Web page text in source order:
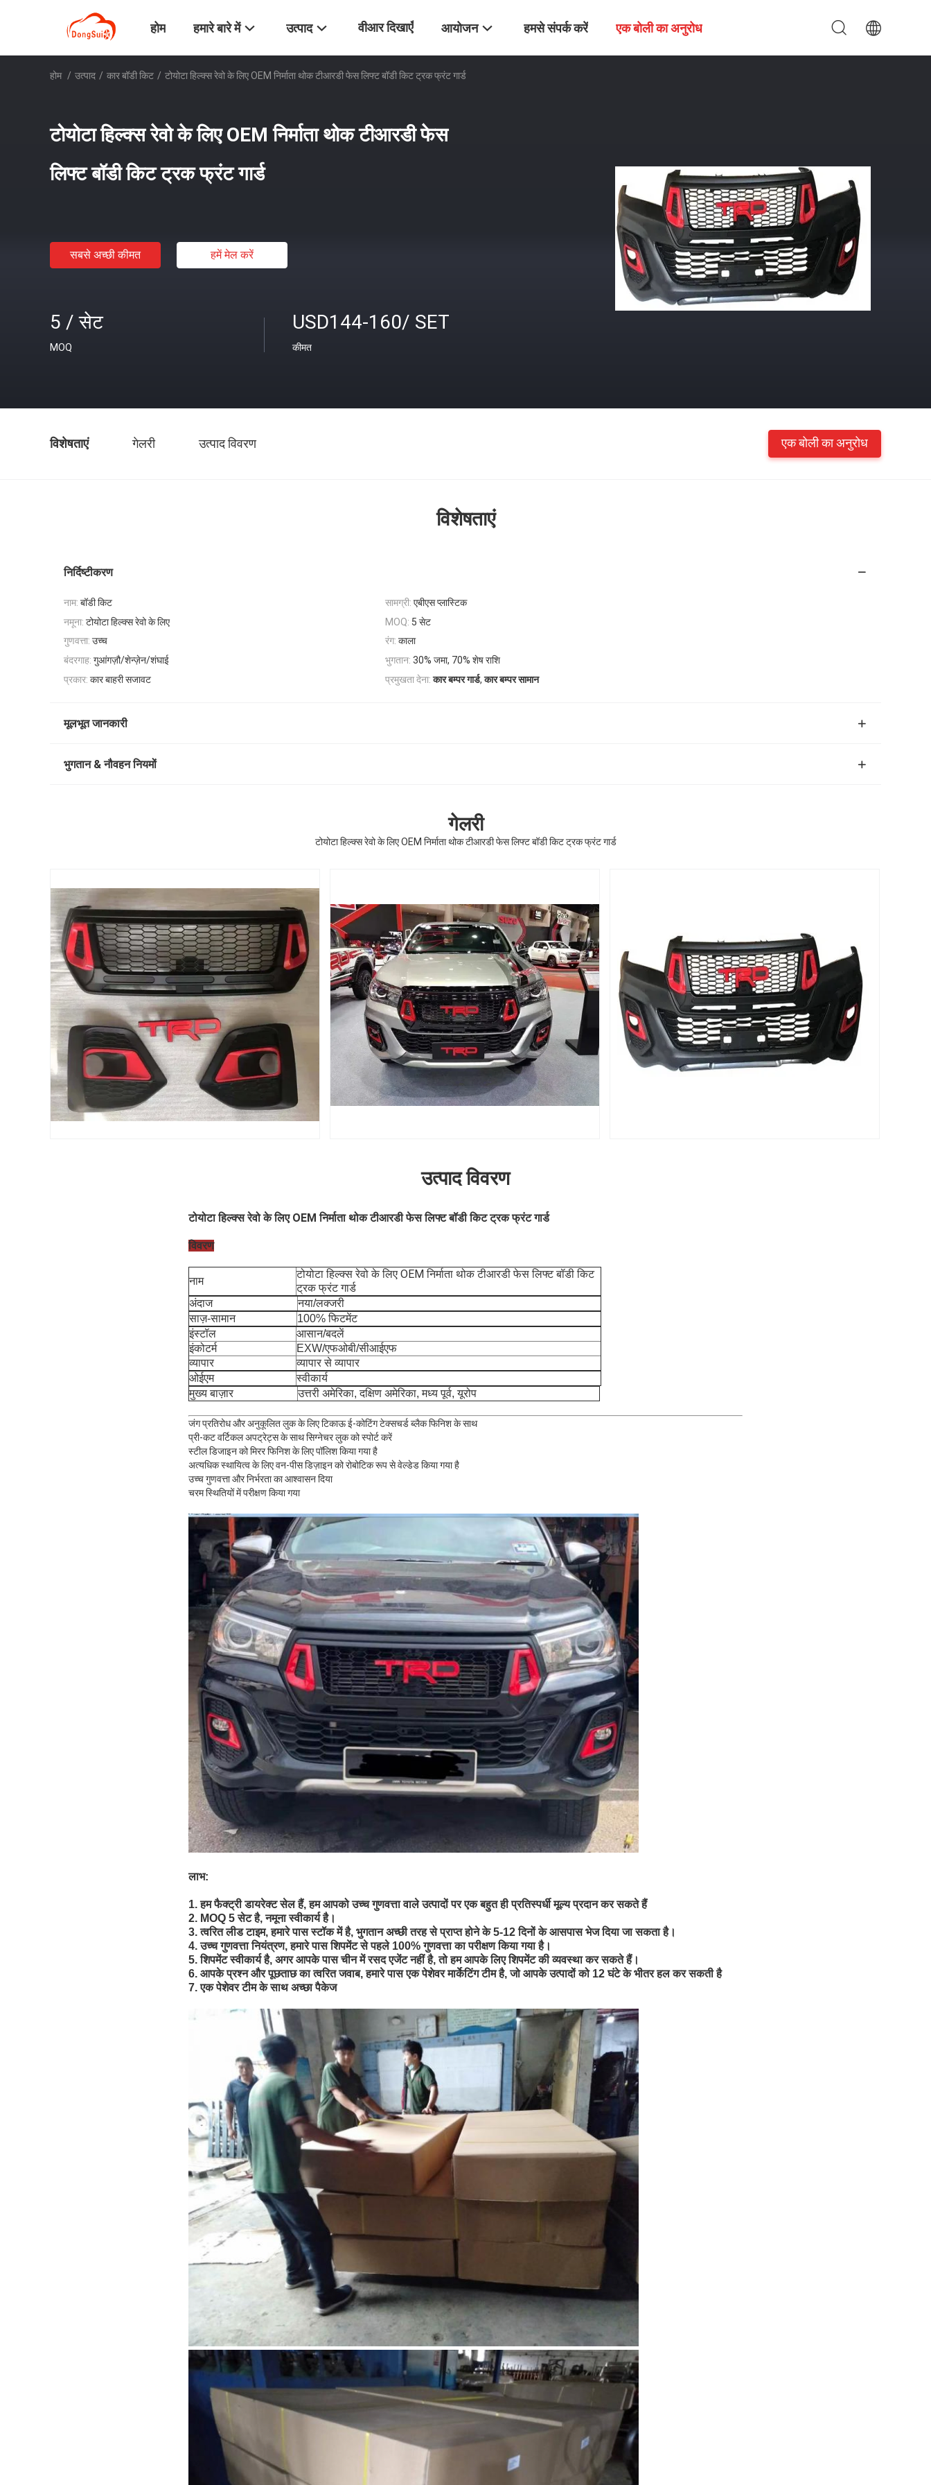
होम हमारे बारे में उत्पाद वीआर दिखाएँ आयोजन हमसे संपर्क करें एक बोली का अनुरोध
होम / उत्पाद / कार बॉडी किट / टोयोटा हिल्क्स रेवो के लिए OEM निर्माता थोक टीआरडी फेस लिफ्ट बॉडी किट ट्रक फ्रंट गार्ड
टोयोटा हिल्क्स रेवो के लिए OEM निर्माता थोक टीआरडी फेस
लिफ्ट बॉडी किट ट्रक फ्रंट गार्ड
सबसे अच्छी कीमत हमें मेल करें
5 / सेट
MOQ
USD144-160/ SET
कीमत
विशेषताएं गेलरी उत्पाद विवरण एक बोली का अनुरोध
विशेषताएं
निर्दिष्टीकरण
नाम: बॉडी किट सामग्री: एबीएस प्लास्टिक
नमूना: टोयोटा हिल्क्स रेवो के लिए MOQ: 5 सेट
गुणवत्ता: उच्च रंग: काला
बंदरगाह: गुआंगज़ौ/शेन्ज़ेन/शंघाई भुगतान: 30% जमा, 70% शेष राशि
प्रकार: कार बाहरी सजावट प्रमुखता देना: कार बम्पर गार्ड,कार बम्पर सामान
मूलभूत जानकारी
भुगतान & नौवहन नियमों
गेलरी
टोयोटा हिल्क्स रेवो के लिए OEM निर्माता थोक टीआरडी फेस लिफ्ट बॉडी किट ट्रक फ्रंट गार्ड
उत्पाद विवरण
टोयोटा हिल्क्स रेवो के लिए OEM निर्माता थोक टीआरडी फेस लिफ्ट बॉडी किट ट्रक फ्रंट गार्ड
विवरण
नाम
टोयोटा हिल्क्स रेवो के लिए OEM निर्माता थोक टीआरडी फेस लिफ्ट बॉडी किट
ट्रक फ्रंट गार्ड
अंदाज
नया/लक्जरी
साज़-सामान
100% फिटमेंट
इंस्टॉल
आसान/बदलें
इंकोटर्म
EXW/एफओबी/सीआईएफ
व्यापार
व्यापार से व्यापार
ओईएम
स्वीकार्य
मुख्य बाज़ार
उत्तरी अमेरिका, दक्षिण अमेरिका, मध्य पूर्व, यूरोप
जंग प्रतिरोध और अनुकूलित लुक के लिए टिकाऊ ई-कोटिंग टेक्सचर्ड ब्लैक फिनिश के साथ
प्री-कट वर्टिकल अपट्रेट्स के साथ सिग्नेचर लुक को स्पोर्ट करें
स्टील डिजाइन को मिरर फिनिश के लिए पॉलिश किया गया है
अत्यधिक स्थायित्व के लिए वन-पीस डिज़ाइन को रोबोटिक रूप से वेल्डेड किया गया है
उच्च गुणवत्ता और निर्भरता का आश्वासन दिया
चरम स्थितियों में परीक्षण किया गया
लाभ:
1. हम फैक्ट्री डायरेक्ट सेल हैं, हम आपको उच्च गुणवत्ता वाले उत्पादों पर एक बहुत ही प्रतिस्पर्धी मूल्य प्रदान कर सकते हैं
2. MOQ 5 सेट है, नमूना स्वीकार्य है।
3. त्वरित लीड टाइम, हमारे पास स्टॉक में है, भुगतान अच्छी तरह से प्राप्त होने के 5-12 दिनों के आसपास भेज दिया जा सकता है।
4. उच्च गुणवत्ता नियंत्रण, हमारे पास शिपमेंट से पहले 100% गुणवत्ता का परीक्षण किया गया है।
5. शिपमेंट स्वीकार्य है, अगर आपके पास चीन में रसद एजेंट नहीं है, तो हम आपके लिए शिपमेंट की व्यवस्था कर सकते हैं।
6. आपके प्रश्न और पूछताछ का त्वरित जवाब, हमारे पास एक पेशेवर मार्केटिंग टीम है, जो आपके उत्पादों को 12 घंटे के भीतर हल कर सकती है
7. एक पेशेवर टीम के साथ अच्छा पैकेज